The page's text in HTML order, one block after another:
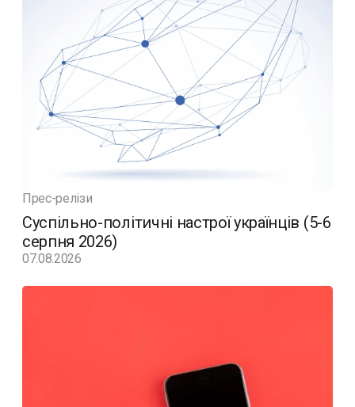
Прес-релізи
Суспільно-політичні настрої українців (5-6
серпня 2026)
07.08.2026